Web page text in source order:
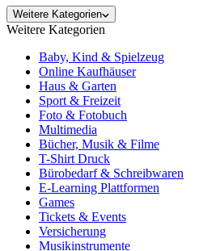
Weitere Kategorien
Weitere Kategorien
Baby, Kind & Spielzeug
Online Kaufhäuser
Haus & Garten
Sport & Freizeit
Foto & Fotobuch
Multimedia
Bücher, Musik & Filme
T-Shirt Druck
Bürobedarf & Schreibwaren
E-Learning Plattformen
Games
Tickets & Events
Versicherung
Musikinstrumente